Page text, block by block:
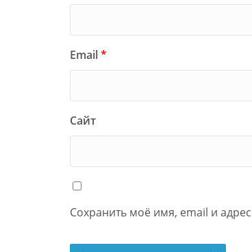
Email*
Сайт
Сохранить моё имя, email и